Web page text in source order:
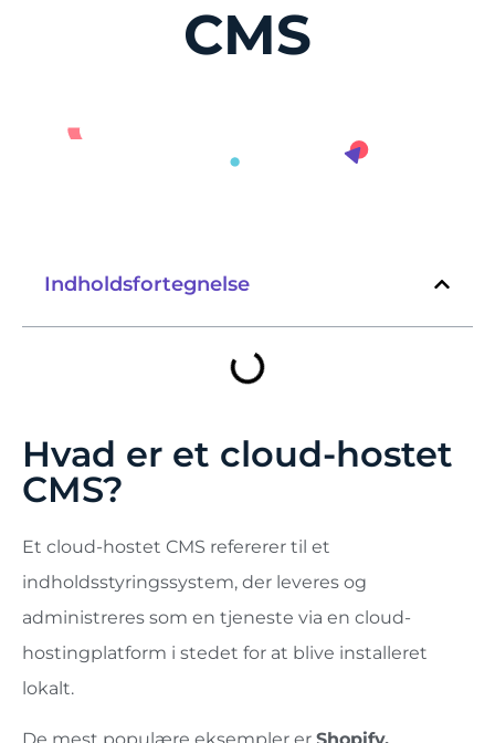
CMS
Indholdsfortegnelse
Hvad er et cloud-hostet
CMS?
Et cloud-hostet CMS refererer til et
indholdsstyringssystem, der leveres og
administreres som en tjeneste via en cloud-
hostingplatform i stedet for at blive installeret
lokalt.